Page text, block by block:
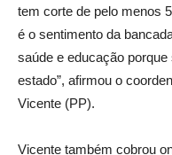
tem corte de pelo menos
é o sentimento da
saúde e educação
estado”, afirmou o
Vicente (PP).
Vicente também cobrou